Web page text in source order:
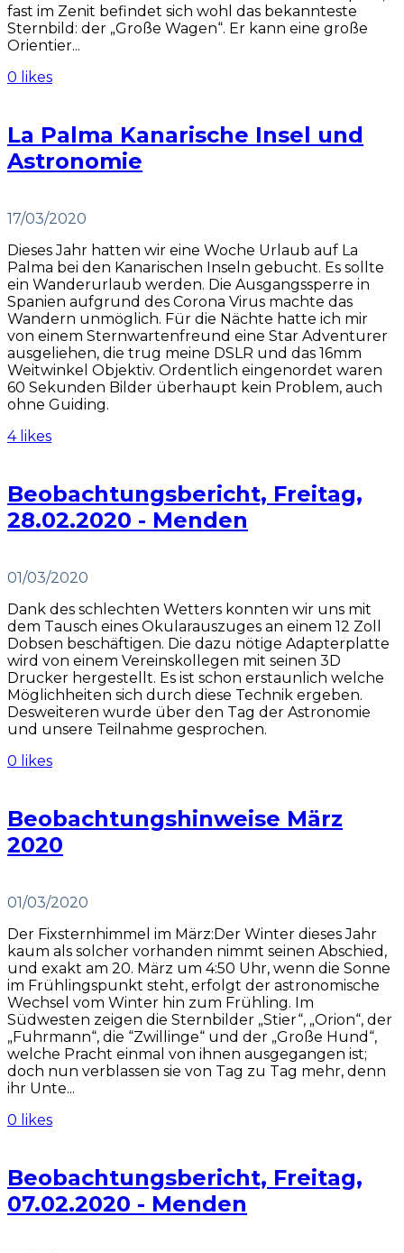
fast im Zenit befindet sich wohl das bekannteste
Sternbild: der „Große Wagen“. Er kann eine große
Orientier...
0 likes
La Palma Kanarische Insel und
Astronomie
17/03/2020
Dieses Jahr hatten wir eine Woche Urlaub auf La
Palma bei den Kanarischen Inseln gebucht. Es sollte
ein Wanderurlaub werden. Die Ausgangssperre in
Spanien aufgrund des Corona Virus machte das
Wandern unmöglich. Für die Nächte hatte ich mir
von einem Sternwartenfreund eine Star Adventurer
ausgeliehen, die trug meine DSLR und das 16mm
Weitwinkel Objektiv. Ordentlich eingenordet waren
60 Sekunden Bilder überhaupt kein Problem, auch
ohne Guiding.
4 likes
Beobachtungsbericht, Freitag,
28.02.2020 - Menden
01/03/2020
Dank des schlechten Wetters konnten wir uns mit
dem Tausch eines Okularauszuges an einem 12 Zoll
Dobsen beschäftigen. Die dazu nötige Adapterplatte
wird von einem Vereinskollegen mit seinen 3D
Drucker hergestellt. Es ist schon erstaunlich welche
Möglichheiten sich durch diese Technik ergeben.
Desweiteren wurde über den Tag der Astronomie
und unsere Teilnahme gesprochen.
0 likes
Beobachtungshinweise März
2020
01/03/2020
Der Fixsternhimmel im März:Der Winter dieses Jahr
kaum als solcher vorhanden nimmt seinen Abschied,
und exakt am 20. März um 4:50 Uhr, wenn die Sonne
im Frühlingspunkt steht, erfolgt der astronomische
Wechsel vom Winter hin zum Frühling. Im
Südwesten zeigen die Sternbilder „Stier“, „Orion“, der
„Fuhrmann“, die “Zwillinge“ und der „Große Hund“,
welche Pracht einmal von ihnen ausgegangen ist;
doch nun verblassen sie von Tag zu Tag mehr, denn
ihr Unte...
0 likes
Beobachtungsbericht, Freitag,
07.02.2020 - Menden